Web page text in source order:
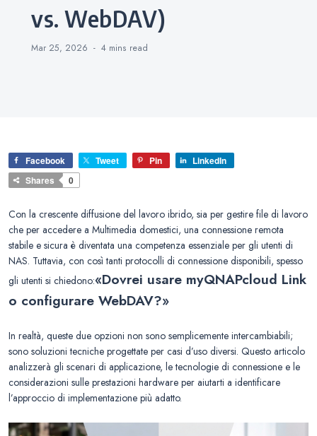
vs. WebDAV)
Mar 25, 2026 4 mins read
Facebook Tweet Pin
LinkedIn
Shares
0
Con la crescente diffusione del lavoro ibrido, sia per gestire file di lavoro
che per accedere a Multimedia domestici, una connessione remota
stabile e sicura è diventata una competenza essenziale per gli utenti di
NAS. Tuttavia, con così tanti protocolli di connessione disponibili, spesso
gli utenti si chiedono:«Dovrei usare myQNAPcloud Link
o configurare WebDAV?»
In realtà, queste due opzioni non sono semplicemente intercambiabili;
sono soluzioni tecniche progettate per casi d’uso diversi. Questo articolo
analizzerà gli scenari di applicazione, le tecnologie di connessione e le
considerazioni sulle prestazioni hardware per aiutarti a identificare
l’approccio di implementazione più adatto.